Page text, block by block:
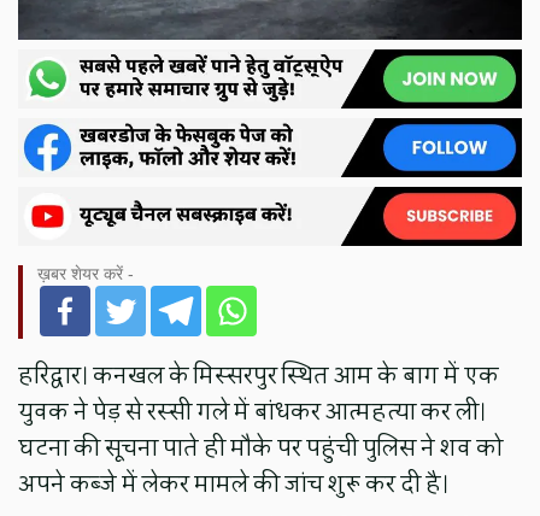
ख़बर शेयर करें -
हरिद्वार। कनखल के मिस्सरपुर स्थित आम के बाग में एक
युवक ने पेड़ से रस्सी गले में बांधकर आत्महत्या कर ली।
घटना की सूचना पाते ही मौके पर पहुंची पुलिस ने शव को
अपने कब्जे में लेकर मामले की जांच शुरू कर दी है।